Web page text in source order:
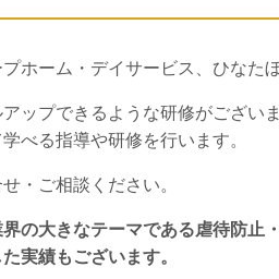
ホーム・デイサービス、ひなた
ップできるような研修がござい
べる指導や研修を行います。
・ご相談ください。
の大きなテーマである虐待防止
実績もございます。